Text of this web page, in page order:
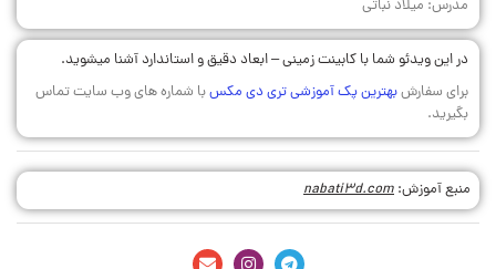
مدرس: میلاد نباتی
در این ویدئو شما با کابینت زمینی – ابعاد دقیق و استاندارد آشنا میشوید.
برای سفارشبهترین پک آموزشی تری دی مکسبا شماره های وب سایت تماس
بگیرید.
منبع آموزش: nabati3d.com